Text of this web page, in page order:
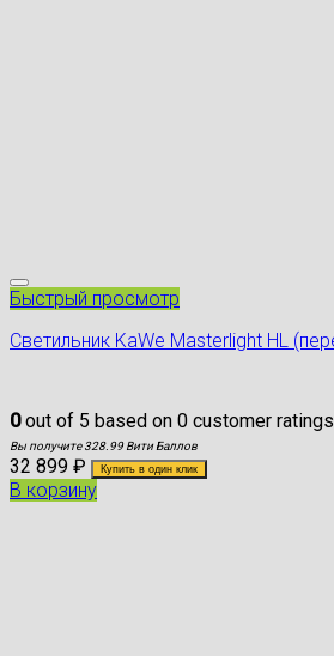
Быстрый просмотр
Светильник KaWe Masterlight HL
0out of 5 based on 0 customer ratings
Вы получите 328.99 Вити Баллов
32 899 ₽ Купить в один клик
В корзину